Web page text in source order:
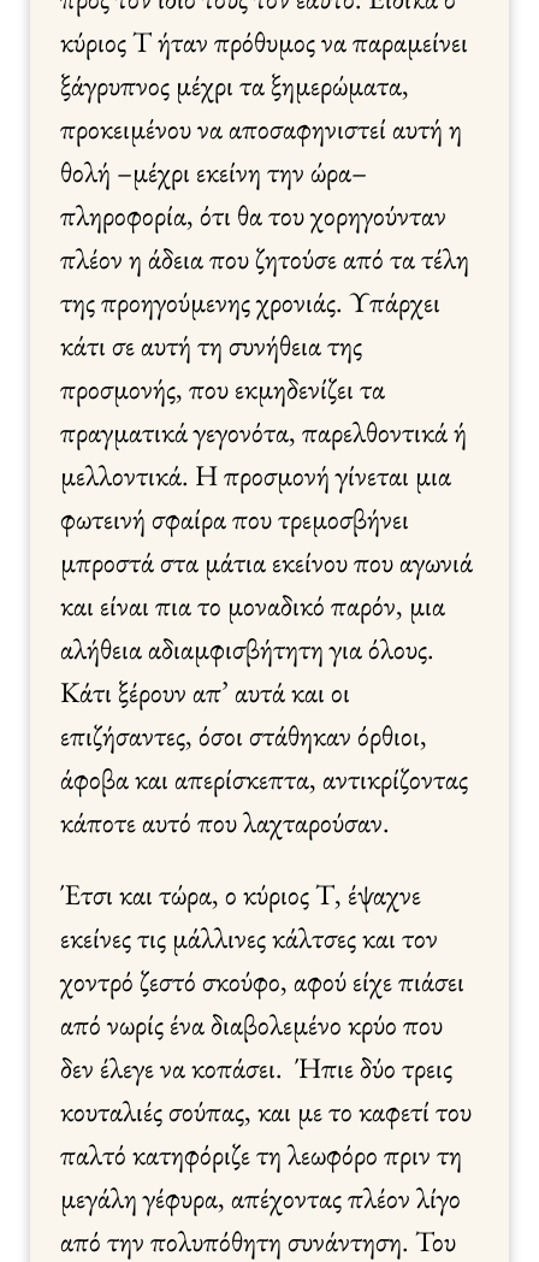
κύριος Τ ήταν πρόθυμος να παραμείνει
ξάγρυπνος μέχρι τα ξημερώματα,
προκειμένου να αποσαφηνιστεί αυτή η
θολή –μέχρι εκείνη την ώρα–
πληροφορία, ότι θα του χορηγούνταν
πλέον η άδεια που ζητούσε από τα τέλη
της προηγούμενης χρονιάς. Υπάρχει
κάτι σε αυτή τη συνήθεια της
προσμονής, που εκμηδενίζει τα
πραγματικά γεγονότα, παρελθοντικά ή
μελλοντικά. Η προσμονή γίνεται μια
φωτεινή σφαίρα που τρεμοσβήνει
μπροστά στα μάτια εκείνου που αγωνιά
και είναι πια το μοναδικό παρόν, μια
αλήθεια αδιαμφισβήτητη για όλους.
Κάτι ξέρουν απ’ αυτά και οι
επιζήσαντες, όσοι στάθηκαν όρθιοι,
άφοβα και απερίσκεπτα, αντικρίζοντας
κάποτε αυτό που λαχταρούσαν.
Έτσι και τώρα, ο κύριος Τ, έψαχνε
εκείνες τις μάλλινες κάλτσες και τον
χοντρό ζεστό σκούφο, αφού είχε πιάσει
από νωρίς ένα διαβολεμένο κρύο που
δεν έλεγε να κοπάσει. Ήπιε δύο τρεις
κουταλιές σούπας, και με το καφετί του
παλτό κατηφόριζε τη λεωφόρο πριν τη
μεγάλη γέφυρα, απέχοντας πλέον λίγο
από την πολυπόθητη συνάντηση. Του